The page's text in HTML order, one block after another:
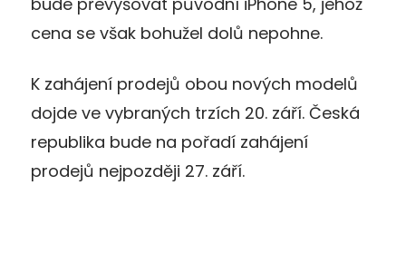
cena se však bohužel dolů nepohne.
K zahájení prodejů obou nových modelů
dojde ve vybraných trzích 20. září. Česká
republika bude na pořadí zahájení
prodejů nejpozději 27. září.